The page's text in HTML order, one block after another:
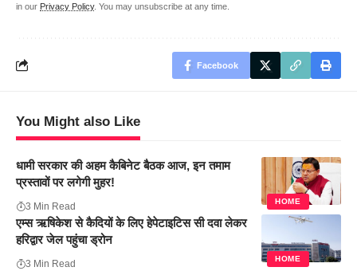
in our Privacy Policy. You may unsubscribe at any time.
Facebook
You Might also Like
HOME
धामी सरकार की अहम कैबिनेट बैठक आज, इन तमाम
प्रस्तावों पर लगेगी मुहर!
3 Min Read
HOME
एम्स ऋषिकेश से कैदियों के लिए हेपेटाइटिस सी दवा लेकर
हरिद्वार जेल पहुंचा ड्रोन
3 Min Read